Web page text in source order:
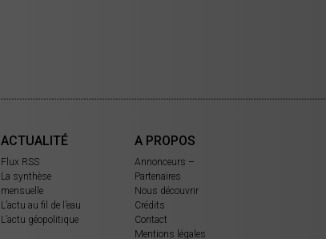
ACTUALITÉ
Flux RSS
La synthèse
mensuelle
L’actu au fil de l’eau
L’actu géopolitique
A PROPOS
Annonceurs –
Partenaires
Nous découvrir
Crédits
Contact
Mentions légales